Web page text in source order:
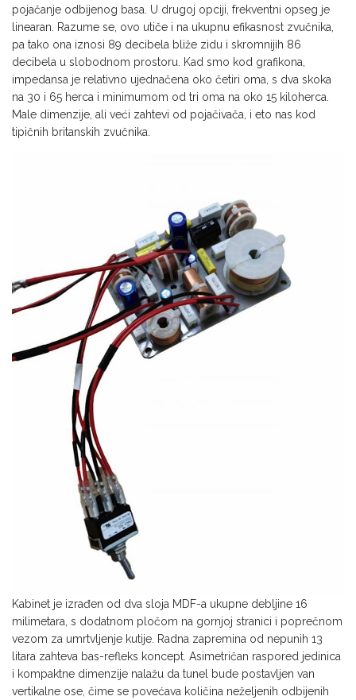
pojačanje odbijenog basa. U drugoj opciji, frekventni opseg je
linearan. Razume se, ovo utiče i na ukupnu efikasnost zvučnika,
pa tako ona iznosi 89 decibela bliže zidu i skromnijih 86
decibela u slobodnom prostoru. Kad smo kod grafikona,
impedansa je relativno ujednačena oko četiri oma, s dva skoka
na 30 i 65 herca i minimumom od tri oma na oko 15 kiloherca.
Male dimenzije, ali veći zahtevi od pojačivača, i eto nas kod
tipičnih britanskih zvučnika.
Kabinet je izrađen od dva sloja MDF-a ukupne debljine 16
milimetara, s dodatnom pločom na gornjoj stranici i poprečnom
vezom za umrtvljenje kutije. Radna zapremina od nepunih 13
litara zahteva bas-refleks koncept. Asimetričan raspored jedinica
i kompaktne dimenzije nalažu da tunel bude postavljen van
vertikalne ose, čime se povećava količina neželjenih odbijenih